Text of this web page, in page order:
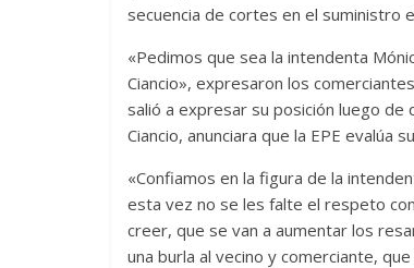
secuencia de cortes en el suministro
«Pedimos que sea la intendenta
Ciancio», expresaron los
salió a expresar su posición luego de
Ciancio, anunciara que la EPE
«Confiamos en la figura de la
esta vez no se les falte el respeto
creer, que se van a aumentar los
una burla al vecino y comerciante,